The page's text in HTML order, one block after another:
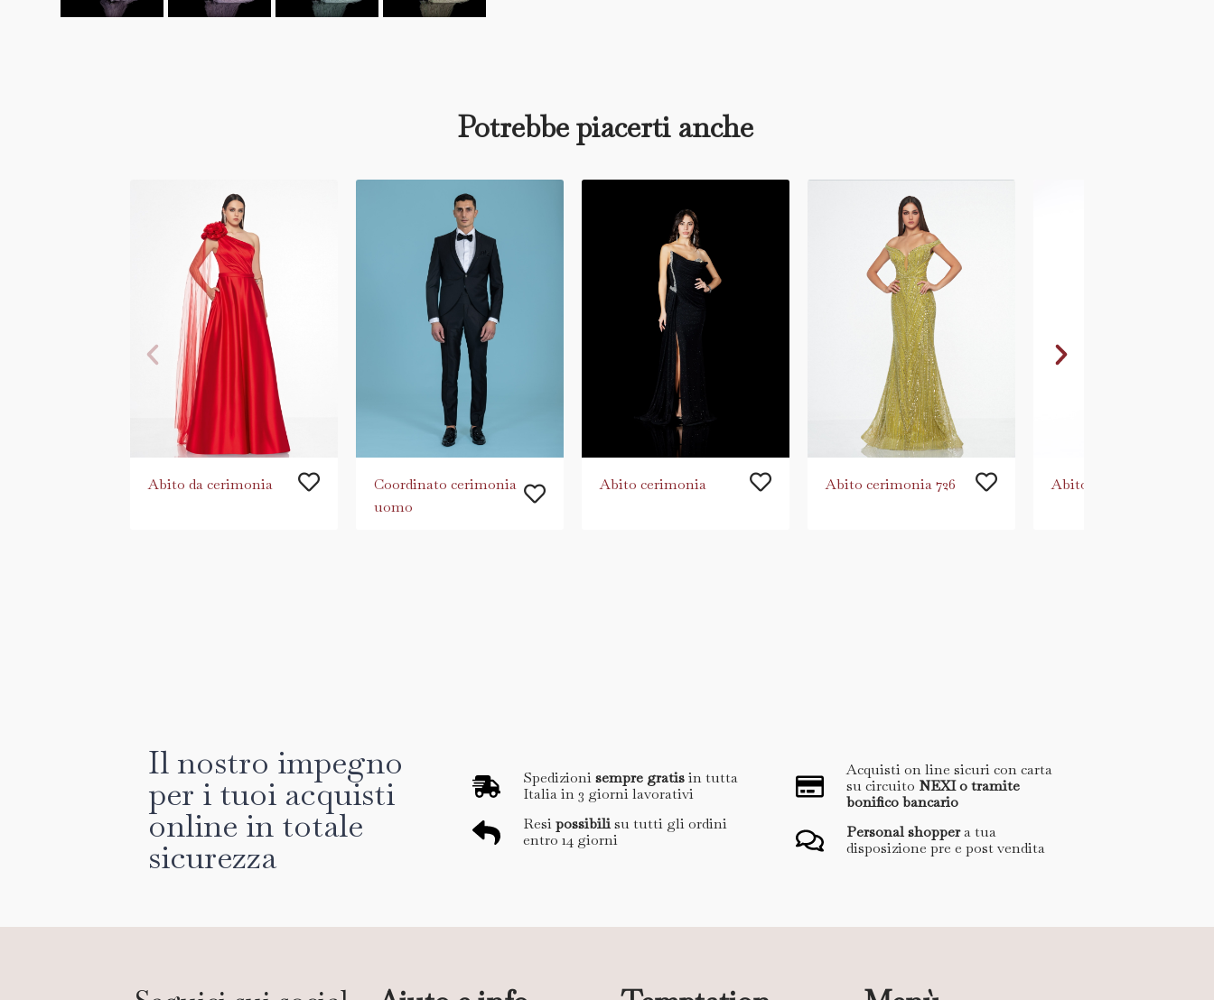
Potrebbe piacerti anche
Abito da cerimonia
Coordinato cerimonia
uomo
Abito cerimonia Abito cerimonia 726 Abito cerimonia
Il nostro impegno
per i tuoi acquisti
online in totale
sicurezza
Spedizionisempre gratisin tutta
Italia in 3 giorni lavorativi
Resipossibilisu tutti gli ordini
entro 14 giorni
Acquisti on line sicuri con carta
su circuito NEXI o tramite
bonifico bancario
Personal shoppera tua
disposizione pre e post vendita